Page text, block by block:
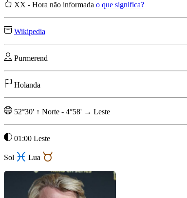
XX - Hora não informada o que significa?
Wikipedia
Purmerend
Holanda
52°30' ↑ Norte - 4°58' → Leste
01:00 Leste
Sol Lua